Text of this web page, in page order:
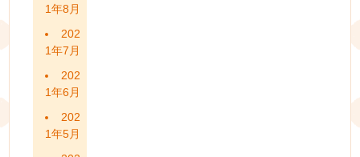
1年8月
202
1年7月
202
1年6月
202
1年5月